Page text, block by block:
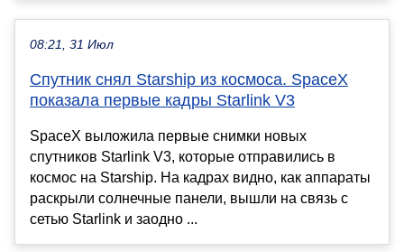
08:21, 31 Июл
Спутник снял Starship из космоса. SpaceX
показала первые кадры Starlink V3
SpaceX выложила первые снимки новых
спутников Starlink V3, которые отправились в
космос на Starship. На кадрах видно, как аппараты
раскрыли солнечные панели, вышли на связь с
сетью Starlink и заодно ...